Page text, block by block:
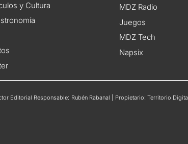
y Cultura
MDZ Radio
Juegos
MDZ Tech
Napsix
Editorial Responsable: Rubén Rabanal | Propietario: Territorio